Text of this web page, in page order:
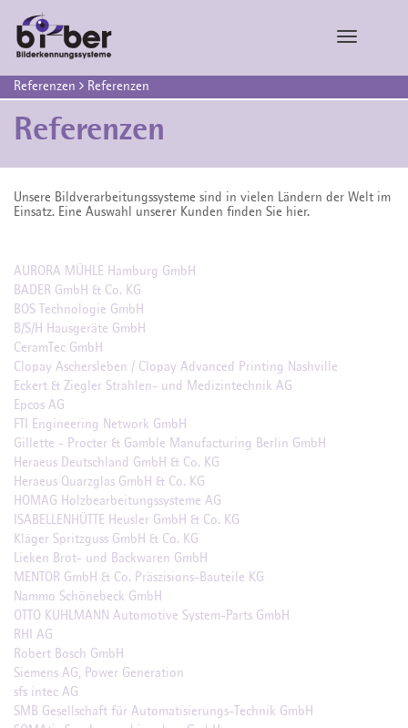
Toggle
Referenzen Referenzen
Referenzen
Unsere Bildverarbeitungssysteme sind in vielen Ländern der Welt im
Einsatz. Eine Auswahl unserer Kunden finden Sie hier.
AURORA MÜHLE Hamburg GmbH
BADER GmbH & Co. KG
BOS Technologie GmbH
B/S/H Hausgeräte GmbH
CeramTec GmbH
Clopay Aschersleben / Clopay Advanced Printing Nashville
Eckert & Ziegler Strahlen- und Medizintechnik AG
Epcos AG
FTI Engineering Network GmbH
Gillette - Procter & Gamble Manufacturing Berlin GmbH
Heraeus Deutschland GmbH & Co. KG
Heraeus Quarzglas GmbH & Co. KG
HOMAG Holzbearbeitungssysteme AG
ISABELLENHÜTTE Heusler GmbH & Co. KG
Kläger Spritzguss GmbH & Co. KG
Lieken Brot- und Backwaren GmbH
MENTOR GmbH & Co. Präszisions-Bauteile KG
Nammo Schönebeck GmbH
OTTO KUHLMANN Automotive System-Parts GmbH
RHI AG
Robert Bosch GmbH
Siemens AG, Power Generation
sfs intec AG
SMB Gesellschaft für Automatisierungs-Technik GmbH